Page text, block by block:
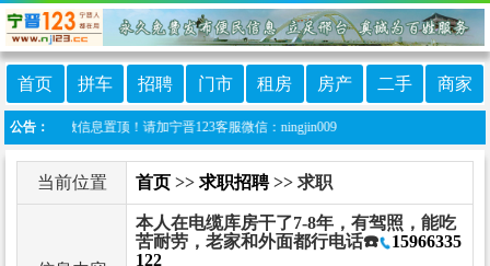
首页 拼车 招聘 门市 租房 房产 二手 商家
公告：
推广、做信息置顶！请加宁晋123客服微信：ningjin009
当前位置 首页 >> 求职招聘>> 求职
本人在电缆库房干了7-8年，有驾照，能吃
苦耐劳，老家和外面都行电话☎️
15966335
122